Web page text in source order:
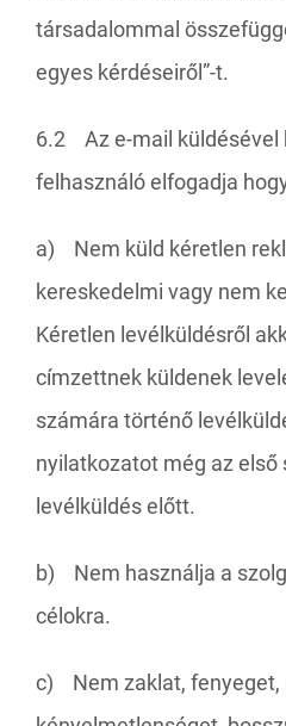
társadalommal
egyes kérdéseiről”-t.
6.2 Az e-mail küldésével
felhasználó elfogadja
a) Nem küld kéretlen
kereskedelmi vagy nem
Kéretlen levélküldésről
címzettnek küldenek
számára történő
nyilatkozatot még az első
levélküldés előtt.
b) Nem használja a
célokra.
c) Nem zaklat, fenyeget,